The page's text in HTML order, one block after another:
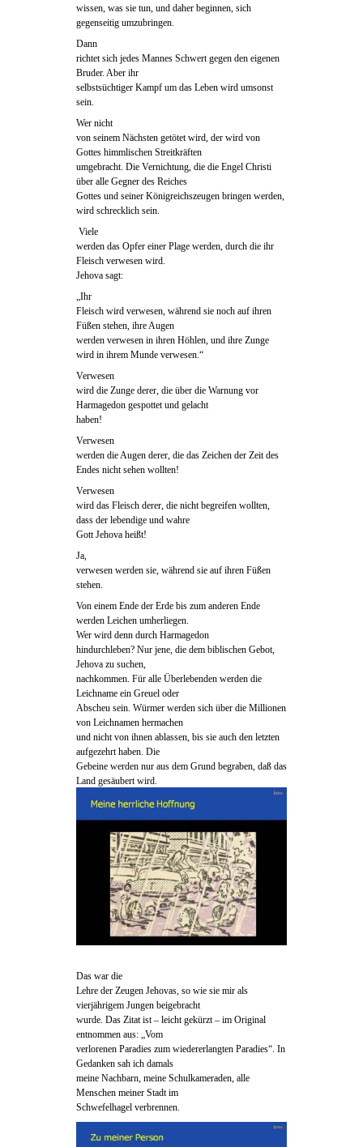
wissen, was sie tun, und daher beginnen, sich
gegenseitig umzubringen.
Dann
richtet sich jedes Mannes Schwert gegen den eigenen
Bruder. Aber ihr
selbstsüchtiger Kampf um das Leben wird umsonst
sein.
Wer nicht
von seinem Nächsten getötet wird, der wird von
Gottes himmlischen Streitkräften
umgebracht. Die Vernichtung, die die Engel Christi
über alle Gegner des Reiches
Gottes und seiner Königreichszeugen bringen werden,
wird schrecklich sein.
Viele
werden das Opfer einer Plage werden, durch die ihr
Fleisch verwesen wird.
Jehova sagt:
„Ihr
Fleisch wird verwesen, während sie noch auf ihren
Füßen stehen, ihre Augen
werden verwesen in ihren Höhlen, und ihre Zunge
wird in ihrem Munde verwesen.“
Verwesen
wird die Zunge derer, die über die Warnung vor
Harmagedon gespottet und gelacht
haben!
Verwesen
werden die Augen derer, die das Zeichen der Zeit des
Endes nicht sehen wollten!
Verwesen
wird das Fleisch derer, die nicht begreifen wollten,
dass der lebendige und wahre
Gott Jehova heißt!
Ja,
verwesen werden sie, während sie auf ihren Füßen
stehen.
Von einem Ende der Erde bis zum anderen Ende
werden Leichen umherliegen.
Wer wird denn durch Harmagedon
hindurchleben? Nur jene, die dem biblischen Gebot,
Jehova zu suchen,
nachkommen. Für alle Überlebenden werden die
Leichname ein Greuel oder
Abscheu sein. Würmer werden sich über die Millionen
von Leichnamen hermachen
und nicht von ihnen ablassen, bis sie auch den letzten
aufgezehrt haben. Die
Gebeine werden nur aus dem Grund begraben, daß das
Land gesäubert wird.
Das war die
Lehre der Zeugen Jehovas, so wie sie mir als
vierjährigem Jungen beigebracht
wurde. Das Zitat ist – leicht gekürzt – im Original
entnommen aus: „Vom
verlorenen Paradies zum wiedererlangten Paradies“. In
Gedanken sah ich damals
meine Nachbarn, meine Schulkameraden, alle
Menschen meiner Stadt im
Schwefelhagel verbrennen.